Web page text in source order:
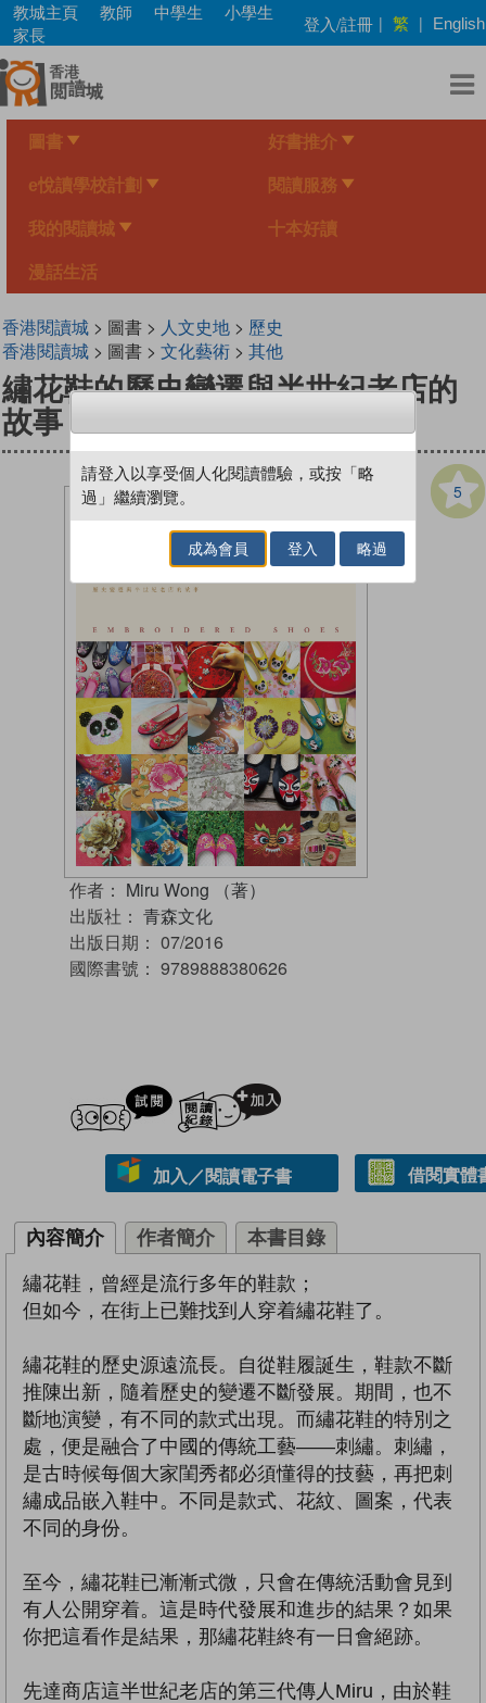
Skip
main
content
教城主頁 教師 中學生
小學生
家長
登入/註冊 | 繁 | English
圖書 好書推介
e悅讀學校計劃 閱讀服務
我的閱讀城 十本好讀
漫話生活
香港閱讀城> 圖書 > 人文史地> 歷史
香港閱讀城> 圖書 > 文化藝術> 其他
繡花鞋的歷史變遷與半世紀老店的
故事
5
作者： Miru Wong （著）
出版社： 青森文化
出版日期： 07/2016
國際書號： 9789888380626
試閲
加入／閱讀電子書 借閱實體
內容簡介 作者簡介 本書目錄
繡花鞋，曾經是流行多年的鞋款；
但如今，在街上已難找到人穿着繡花鞋了。
繡花鞋的歷史源遠流長。自從鞋履誕生，鞋款不斷
推陳出新，隨着歷史的變遷不斷發展。期間，也不
斷地演變，有不同的款式出現。而繡花鞋的特別之
處，便是融合了中國的傳統工藝——刺繡。刺繡，
是古時候每個大家閨秀都必須懂得的技藝，再把刺
繡成品嵌入鞋中。不同是款式、花紋、圖案，代表
不同的身份。
至今，繡花鞋已漸漸式微，只會在傳統活動會見到
有人公開穿着。這是時代發展和進步的結果？如果
你把這看作是結果，那繡花鞋終有一日會絕跡。
先達商店這半世紀老店的第三代傳人Miru，由於鞋
請登入以享受個人化閱讀體驗，或按「略
過」繼續瀏覽。
成為會員 登入 略過